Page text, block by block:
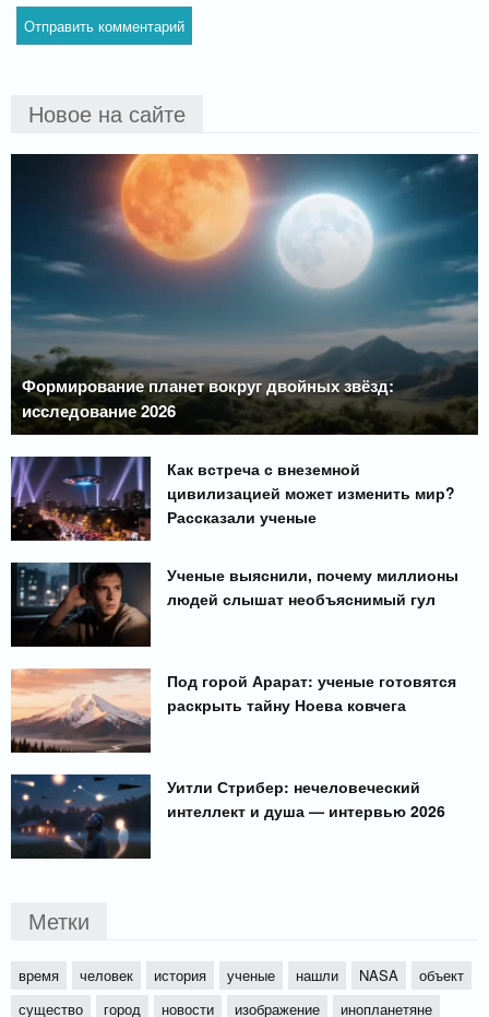
Новое на сайте
Формирование планет вокруг двойных звёзд:
исследование 2026
Как встреча с внеземной
цивилизацией может изменить мир?
Рассказали ученые
Ученые выяснили, почему миллионы
людей слышат необъяснимый гул
Под горой Арарат: ученые готовятся
раскрыть тайну Ноева ковчега
Уитли Стрибер: нечеловеческий
интеллект и душа — интервью 2026
Метки
время человек история ученые нашли NASA
объект
существо
город новости изображение инопланетяне